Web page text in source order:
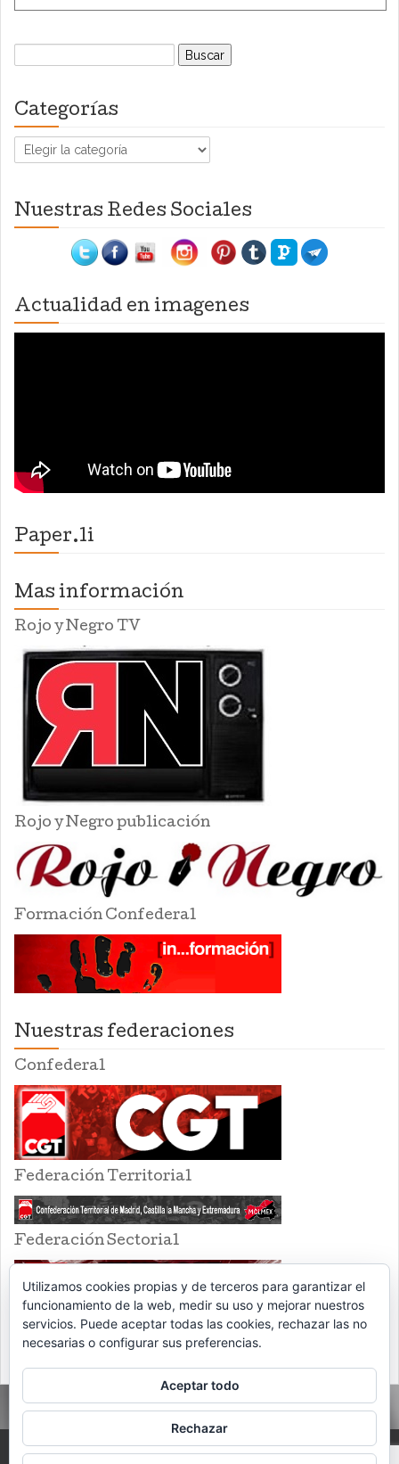
Buscar:
Categorías
Categorías
Nuestras Redes Sociales
Actualidad en imagenes
Paper.li
Mas información
Rojo y Negro TV
Rojo y Negro publicación
Formación Confederal
Nuestras federaciones
Confederal
Federación Territorial
Federación Sectorial
PROUDLY POWERED BY WORDPRESS THEME: EVENTBRITE SINGLE EVENT
Utilizamos cookies propias y de terceros para garantizar el
funcionamiento de la web, medir su uso y mejorar nuestros
servicios. Puede aceptar todas las cookies, rechazar las no
necesarias o configurar sus preferencias.
Aceptar todo
Rechazar